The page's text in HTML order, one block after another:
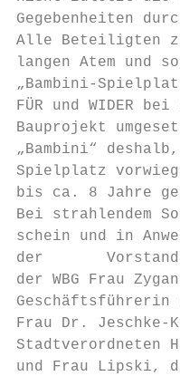
Gegebenheiten
Alle Beteiligten
langen Atem und
„Bambini-
FÜR und WIDER
Bauprojekt
„Bambini“
Spielplatz
bis ca. 8 Jahre
Bei strahlendem
schein und in
der
der WBG Frau
Geschäftsführerin
Frau Dr.
und Frau